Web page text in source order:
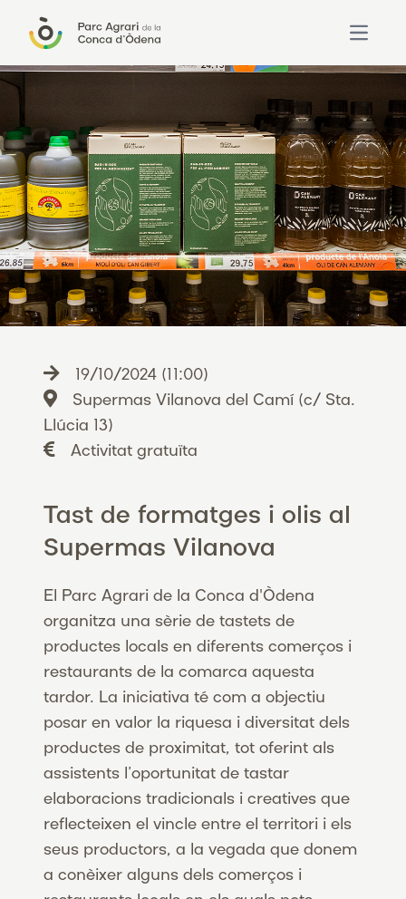
Open
19/10/2024 (11:00)
Supermas Vilanova del Camí (c/ Sta.
Llúcia 13)
Activitat gratuïta
Tast de formatges i olis al
Supermas Vilanova
El Parc Agrari de la Conca d'Òdena
organitza una sèrie de tastets de
productes locals en diferents comerços i
restaurants de la comarca aquesta
tardor. La iniciativa té com a objectiu
posar en valor la riquesa i diversitat dels
productes de proximitat, tot oferint als
assistents l’oportunitat de tastar
elaboracions tradicionals i creatives que
reflecteixen el vincle entre el territori i els
seus productors, a la vegada que donem
a conèixer alguns dels comerços i